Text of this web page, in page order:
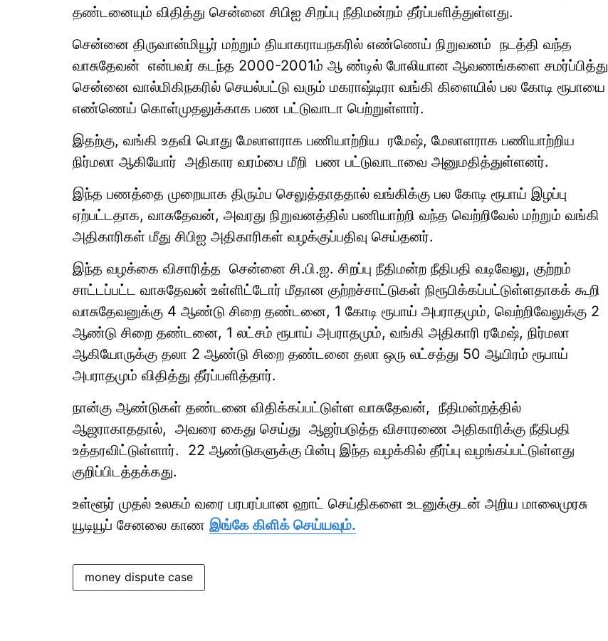
தண்டனையும் விதித்து சென்னை சிபிஐ சிறப்பு நீதிமன்றம் தீர்ப்பளித்துள்ளது.
சென்னை திருவான்மியூர் மற்றும் தியாகராயநகரில் எண்ணெய் நிறுவனம் நடத்தி வந்த
வாசுதேவன் என்பவர் கடந்த 2000-2001ம் ஆ ண்டில் போலியான ஆவணங்களை சமர்ப்பித்து
சென்னை வால்மிகிநகரில் செயல்பட்டு வரும் மகராஷ்டிரா வங்கி கிளையில் பல கோடி ரூபாயை
எண்ணெய் கொள்முதலுக்காக பண பட்டுவாடா பெற்றுள்ளார்.
இதற்கு, வங்கி உதவி பொது மேலாளராக பணியாற்றிய ரமேஷ், மேலாளராக பணியாற்றிய
நிர்மலா ஆகியோர் அதிகார வரம்பை மீறி பண பட்டுவாடாவை அனுமதித்துள்ளனர்.
இந்த பணத்தை முறையாக திரும்ப செலுத்தாததால் வங்கிக்கு பல கோடி ரூபாய் இழப்பு
ஏற்பட்டதாக, வாசுதேவன், அவரது நிறுவனத்தில் பணியாற்றி வந்த வெற்றிவேல் மற்றும் வங்கி
அதிகாரிகள் மீது சிபிஐ அதிகாரிகள் வழக்குப்பதிவு செய்தனர்.
இந்த வழக்கை விசாரித்த சென்னை சி.பி.ஐ. சிறப்பு நீதிமன்ற நீதிபதி வடிவேலு, குற்றம்
சாட்டப்பட்ட வாசுதேவன் உள்ளிட்டோர் மீதான குற்றச்சாட்டுகள் நிரூபிக்கப்பட்டுள்ளதாகக் கூறி
வாசுதேவனுக்கு 4 ஆண்டு சிறை தண்டனை, 1 கோடி ரூபாய் அபராதமும், வெற்றிவேலுக்கு 2
ஆண்டு சிறை தண்டனை, 1 லட்சம் ரூபாய் அபராதமும், வங்கி அதிகாரி ரமேஷ், நிர்மலா
ஆகியோருக்கு தலா 2 ஆண்டு சிறை தண்டனை தலா ஒரு லட்சத்து 50 ஆயிரம் ரூபாய்
அபராதமும் விதித்து தீர்ப்பளித்தார்.
நான்கு ஆண்டுகள் தண்டனை விதிக்கப்பட்டுள்ள வாசுதேவன், நீதிமன்றத்தில்
ஆஜராகாததால், அவரை கைது செய்து ஆஜர்படுத்த விசாரணை அதிகாரிக்கு நீதிபதி
உத்தரவிட்டுள்ளார். 22 ஆண்டுகளுக்கு பின்பு இந்த வழக்கில் தீர்ப்பு வழங்கப்பட்டுள்ளது
குறிப்பிடத்தக்கது.
உள்ளூர் முதல் உலகம் வரை பரபரப்பான ஹாட் செய்திகளை உடனுக்குடன் அறிய மாலைமுரசு
யூடியூப் சேனலை காண இங்கே கிளிக் செய்யவும்.
money dispute case